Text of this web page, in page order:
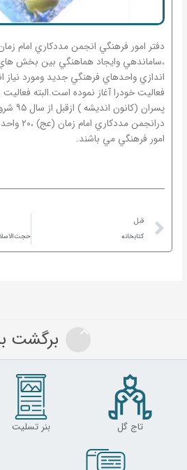
دفتر امور فرهنگي انجمن مددكاري امام
،ساماندهي وايجاد هماهنگي بين بخش
فعاليت خودرا آغاز نموده است.البته
پسران
درانجمن
امور فرهنگي مي باشند.
Prev
قبل
كتابخانه
برگشت
تاج گل بنر تسلیت